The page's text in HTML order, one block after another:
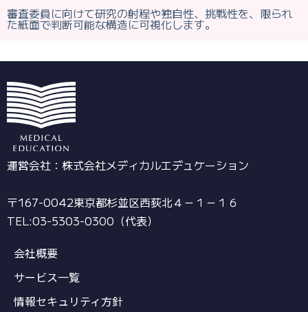
審査委員に向けて研究の射程や独自性、挑戦性を、限られ
た紙面で判断可能な構造に可視化します。
運営会社：株式会社メディカルエデュケーション
〒167-0042東京都杉並区西荻北４－１－１６
TEL:03-5303-0300（代表）
会社概要
サービス一覧
情報セキュリティ方針